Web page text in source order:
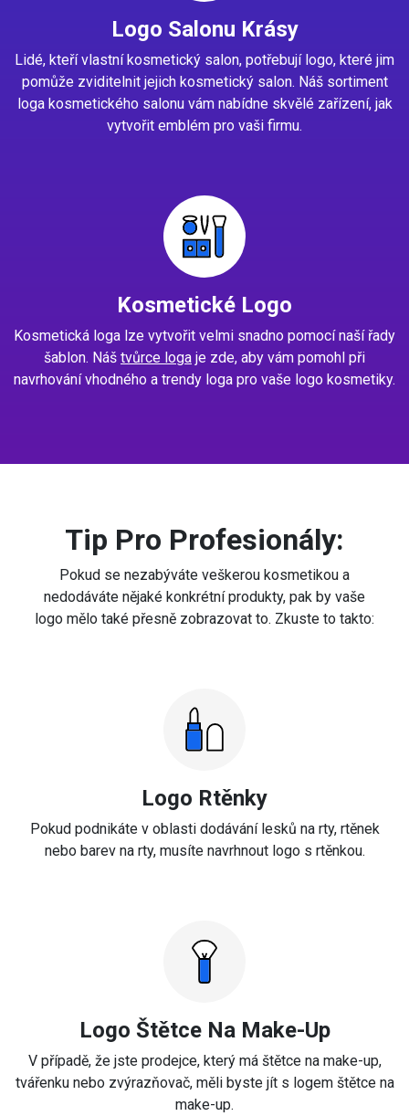
Logo Salonu Krásy
Lidé, kteří vlastní kosmetický salon, potřebují logo, které jim
pomůže zviditelnit jejich kosmetický salon. Náš sortiment
loga kosmetického salonu vám nabídne skvělé zařízení, jak
vytvořit emblém pro vaši firmu.
Kosmetické Logo
Kosmetická loga lze vytvořit velmi snadno pomocí naší řady
šablon. Náš tvůrce loga je zde, aby vám pomohl při
navrhování vhodného a trendy loga pro vaše logo kosmetiky.
Tip Pro Profesionály:
Pokud se nezabýváte veškerou kosmetikou a
nedodáváte nějaké konkrétní produkty, pak by vaše
logo mělo také přesně zobrazovat to. Zkuste to takto:
Logo Rtěnky
Pokud podnikáte v oblasti dodávání lesků na rty, rtěnek
nebo barev na rty, musíte navrhnout logo s rtěnkou.
Logo Štětce Na Make-Up
V případě, že jste prodejce, který má štětce na make-up,
tvářenku nebo zvýrazňovač, měli byste jít s logem štětce na
make-up.